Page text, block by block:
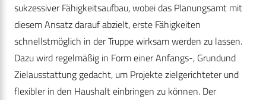
sukzessiver Fähigkeitsaufbau, wobei das Planungsamt mit
diesem Ansatz darauf abzielt, erste Fähigkeiten
schnellstmöglich in der Truppe wirksam werden zu lassen.
Dazu wird regelmäßig in Form einer Anfangs-, Grundund
Zielausstattung gedacht, um Projekte zielgerichteter und
flexibler in den Haushalt einbringen zu können. Der